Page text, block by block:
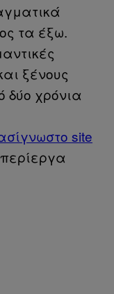
τα έξω.
ξένους
δύο χρόνια
site